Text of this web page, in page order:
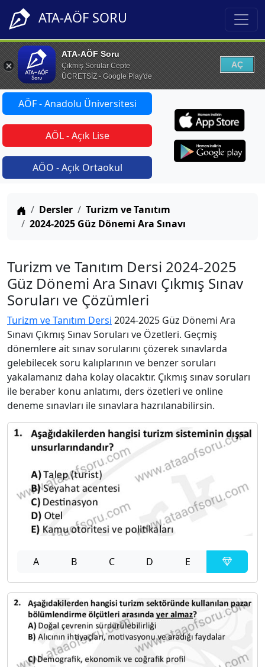
ATA-AÖF SORU
ATA-AÖF Soru
Çıkmış Sorular Cepte
ÜCRETSİZ - Google Play'de
AÇ
AÖF - Anadolu Üniversitesi
AÖL - Açık Lise
AÖO - Açık Ortaokul
Anasayfa
Dersler
Turizm ve Tanıtım
2024-2025 Güz Dönemi Ara Sınavı
Turizm ve Tanıtım Dersi 2024-2025
Güz Dönemi Ara Sınavı Çıkmış Sınav
Soruları ve Çözümleri
Turizm ve Tanıtım Dersi 2024-2025 Güz Dönemi Ara
Sınavı Çıkmış Sınav Soruları ve Özetleri. Geçmiş
dönemlere ait sınav sorularını çözerek sınavlarda
gelebilecek soru kalıplarının ve benzer soruları
yakalamanız daha kolay olacaktır. Çıkmış sınav soruları
ile beraber konu anlatımı, ders özetleri ve online
deneme sınavları ile sınavlara hazrılanabilirsin.
A B C D E